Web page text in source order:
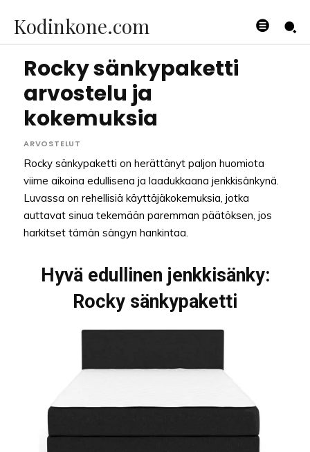
Kodinkone.com
Rocky sänkypaketti
arvostelu ja
kokemuksia
ARVOSTELUT
Rocky sänkypaketti on herättänyt paljon huomiota
viime aikoina edullisena ja laadukkaana jenkkisänkynä.
Luvassa on rehellisiä käyttäjäkokemuksia, jotka
auttavat sinua tekemään paremman päätöksen, jos
harkitset tämän sängyn hankintaa.
Hyvä edullinen jenkkisänky:
Rocky sänkypaketti